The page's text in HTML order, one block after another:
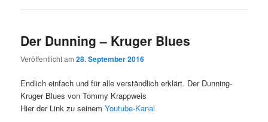
Der Dunning – Kruger Blues
Veröffentlicht am28. September 2016
Endlich einfach und für alle verständlich erklärt. Der Dunning-
Kruger Blues von Tommy Krappweis
Hier der Link zu seinemYoutube-Kanal